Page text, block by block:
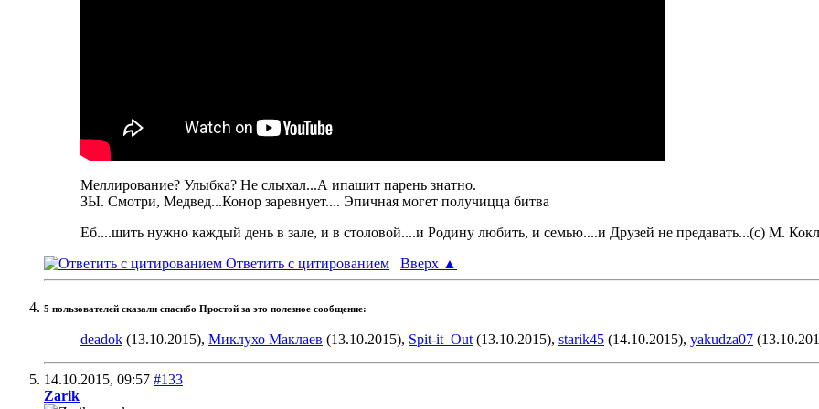
Меллирование? Улыбка? Не слыхал...А ипашит парень знатно.
ЗЫ. Смотри, Медвед...Конор заревнует.... Эпичная могет получицца битва
Еб....шить нужно каждый день в зале, и в столовой....и Родину любить, и семью....и Друзей не предавать...(с) М.
Ответить с цитированием
Вверх ▲
5 пользователей сказали cпасибо Простой за это полезное сообщение:
deadok (13.10.2015), Миклухо Маклаев (13.10.2015), Spit-it_Out(13.10.2015), starik45 (14.10.2015), yakudza07
14.10.2015, 09:57 #133
Zarik